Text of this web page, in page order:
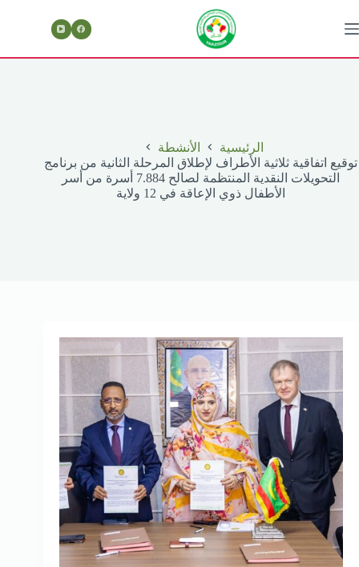
إلى
المحتوى
الرئيسية
الأنشطة
توقيع اتفاقية ثلاثية الأطراف لإطلاق المرحلة الثانية من برنامج
التحويلات النقدية المنتظمة لصالح 7.884 أسرة من أسر
الأطفال ذوي الإعاقة في 12 ولاية